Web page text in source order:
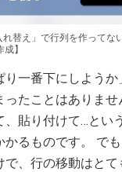
れ替え」で行列を作ってな
】
り一番下にしよう
ったことはありま
、貼り付けて…とい
かるものです。 で
、行の移動はとて